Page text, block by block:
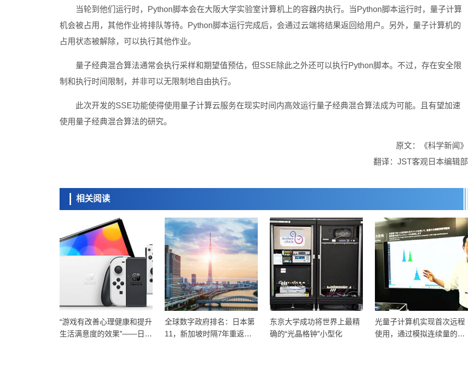
当轮到他们运行时，Python脚本会在大阪大学实验室计算机上的容器内执行。当Python脚本运行时，量子计算
机会被占用，其他作业将排队等待。Python脚本运行完成后，会通过云端将结果返回给用户。另外，量子计算机的
占用状态被解除，可以执行其他作业。
量子经典混合算法通常会执行采样和期望值预估，但SSE除此之外还可以执行Python脚本。不过，存在安全限
制和执行时间限制，并非可以无限制地自由执行。
此次开发的SSE功能使得使用量子计算云服务在现实时间内高效运行量子经典混合算法成为可能。且有望加速
使用量子经典混合算法的研究。
原文：《科学新闻》
翻译：JST客观日本编辑部
相关阅读
“游戏有改善心理健康和提升
生活满意度的效果”——日本
全球数字政府排名：日本第
11，新加坡时隔7年重返榜
东京大学成功将世界上最精
确的“光晶格钟”小型化
光量子计算机实现首次远程
使用，通过模拟连续量的光